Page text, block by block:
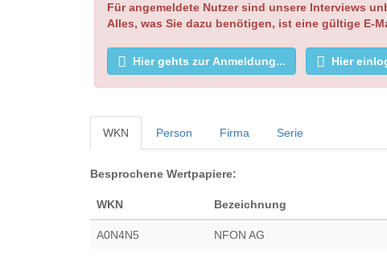
Für angemeldete Nutzer sind unsere Interviews
Alles, was Sie dazu benötigen, ist eine gültige E-
Hier gehts zur Anmeldung... Hier
WKN Person Firma Serie
Besprochene Wertpapiere:
WKN Bezeichnung
A0N4N5 NFON AG